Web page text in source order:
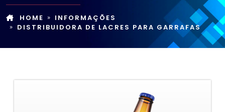
HOME
INFORMAÇÕES
DISTRIBUIDORA DE LACRES PARA GARRAFAS